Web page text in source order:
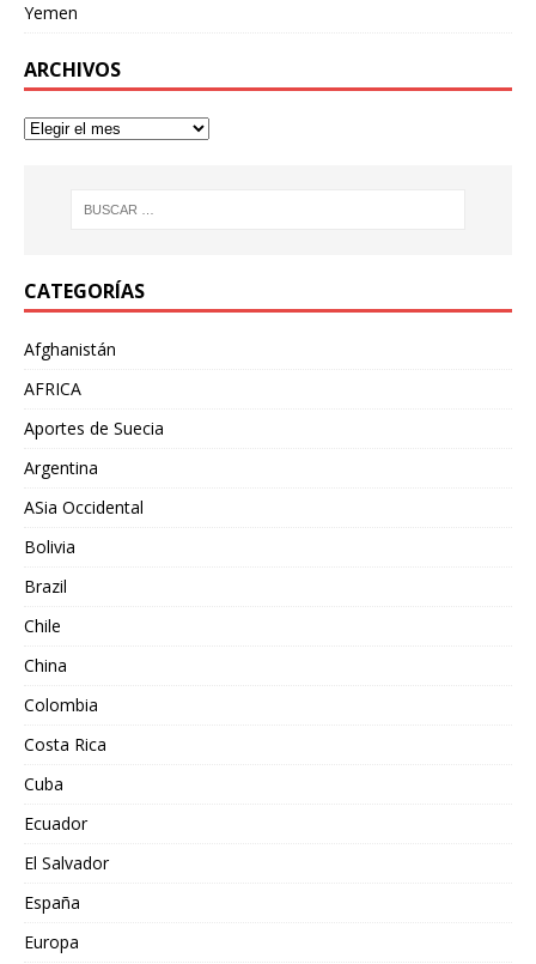
Yemen
ARCHIVOS
CATEGORÍAS
Afghanistán
AFRICA
Aportes de Suecia
Argentina
ASia Occidental
Bolivia
Brazil
Chile
China
Colombia
Costa Rica
Cuba
Ecuador
El Salvador
España
Europa